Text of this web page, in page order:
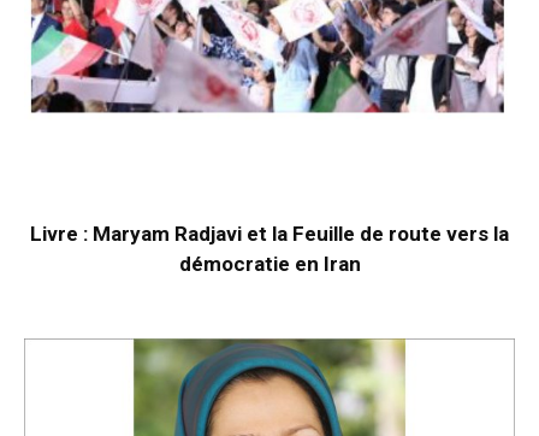
Livre : Maryam Radjavi et la Feuille de route vers la
démocratie en Iran